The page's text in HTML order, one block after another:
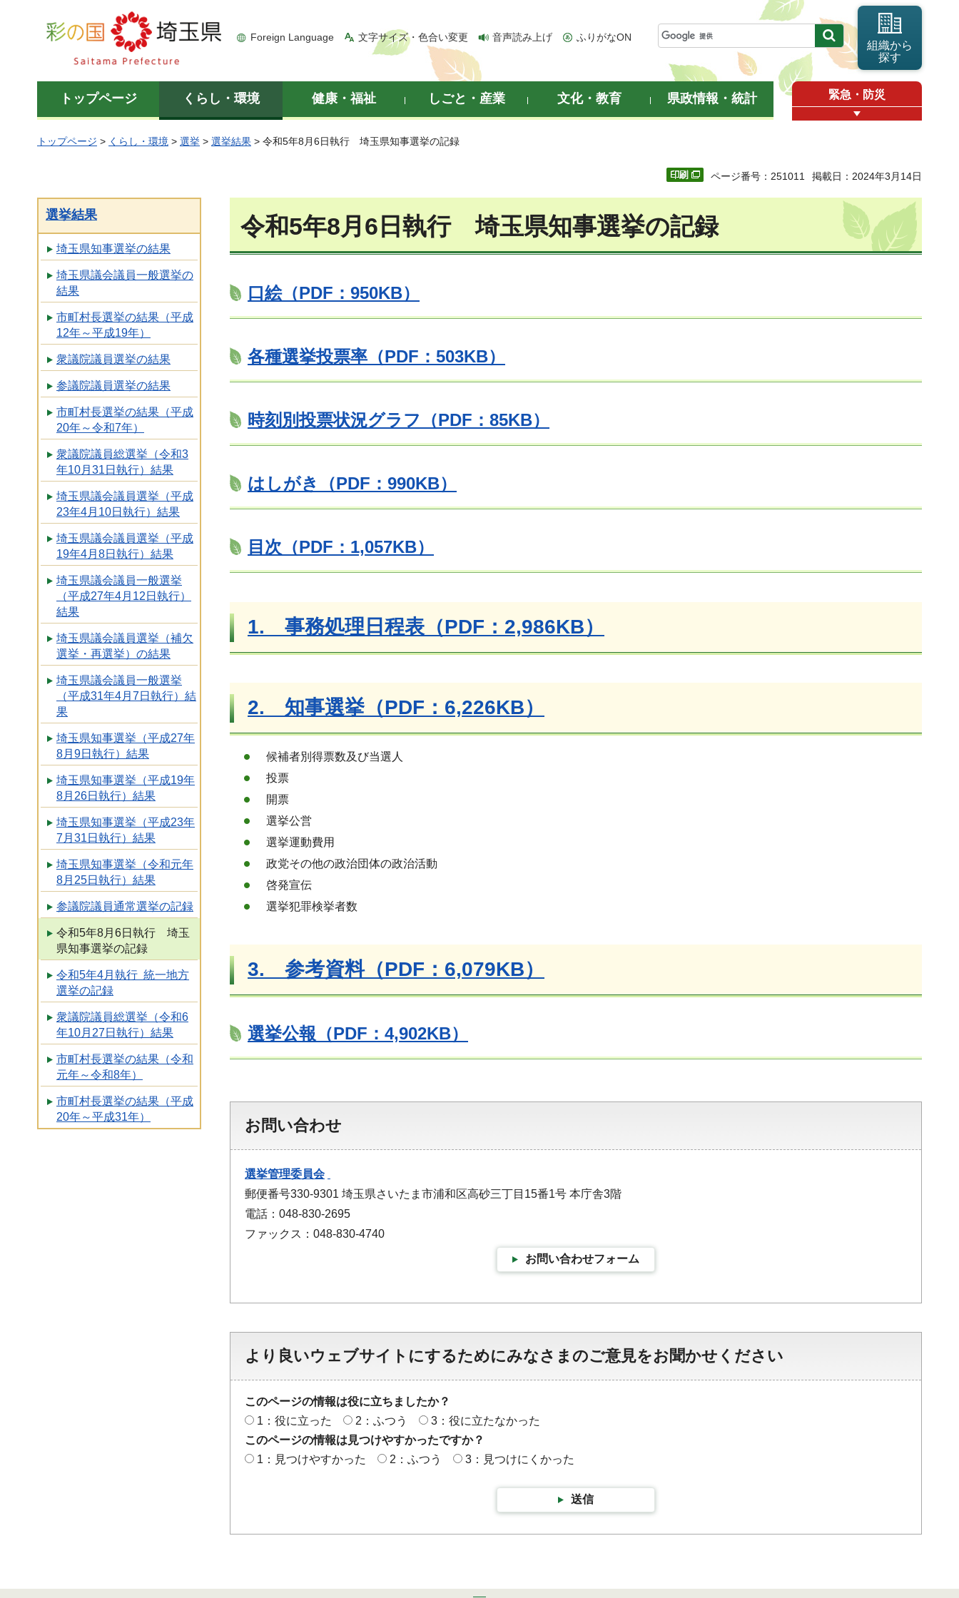
彩の国 埼玉県
Foreign Language 文字サイズ・色合い変更 音声読み上げ ふりがなON
組織から
探す
トップページ くらし・環境 健康・福祉 しごと・産業 文化・教育 県政情報・統計 緊急・防災
トップページ > くらし・環境 > 選挙 > 選挙結果 > 令和5年8月6日執行 埼玉県知事選挙の記録
ページ番号：251011 掲載日：2024年3月14日
選挙結果
埼玉県知事選挙の結果
埼玉県議会議員一般選挙の
結果
市町村長選挙の結果（平成
12年～平成19年）
衆議院議員選挙の結果
参議院議員選挙の結果
市町村長選挙の結果（平成
20年～令和7年）
衆議院議員総選挙（令和3
年10月31日執行）結果
埼玉県議会議員選挙（平成
23年4月10日執行）結果
埼玉県議会議員選挙（平成
19年4月8日執行）結果
埼玉県議会議員一般選挙
（平成27年4月12日執行）
結果
埼玉県議会議員選挙（補欠
選挙・再選挙）の結果
埼玉県議会議員一般選挙
（平成31年4月7日執行）結
果
埼玉県知事選挙（平成27年
8月9日執行）結果
埼玉県知事選挙（平成19年
8月26日執行）結果
埼玉県知事選挙（平成23年
7月31日執行）結果
埼玉県知事選挙（令和元年
8月25日執行）結果
参議院議員通常選挙の記録
令和5年8月6日執行 埼玉
県知事選挙の記録
令和5年4月執行 統一地方
選挙の記録
衆議院議員総選挙（令和6
年10月27日執行）結果
市町村長選挙の結果（令和
元年～令和8年）
市町村長選挙の結果（平成
20年～平成31年）
令和5年8月6日執行 埼玉県知事選挙の記録
口絵（PDF：950KB）
各種選挙投票率（PDF：503KB）
時刻別投票状況グラフ（PDF：85KB）
はしがき（PDF：990KB）
目次（PDF：1,057KB）
1. 事務処理日程表（PDF：2,986KB）
2. 知事選挙（PDF：6,226KB）
候補者別得票数及び当選人
投票
開票
選挙公営
選挙運動費用
政党その他の政治団体の政治活動
啓発宣伝
選挙犯罪検挙者数
3. 参考資料（PDF：6,079KB）
選挙公報（PDF：4,902KB）
お問い合わせ
選挙管理委員会
郵便番号330-9301 埼玉県さいたま市浦和区高砂三丁目15番1号 本庁舎3階
電話：048-830-2695
ファックス：048-830-4740
お問い合わせフォーム
より良いウェブサイトにするためにみなさまのご意見をお聞かせください
このページの情報は役に立ちましたか？
1：役に立った
2：ふつう
3：役に立たなかった
このページの情報は見つけやすかったですか？
1：見つけやすかった
2：ふつう 3：見つけにくかった
送信